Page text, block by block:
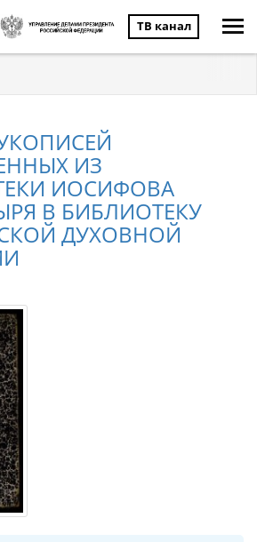
ТВ канал
ИЗ
ИОСИФОВА
В БИБЛИОТЕКУ
ДУХОВНОЙ